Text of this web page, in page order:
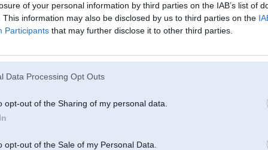
of your personal information by third parties on the IAB’s list of
This information may also be disclosed by us to third parties on the
Participants that may further disclose it to other third parties.
Data Processing Opt Outs
opt-out of the Sharing of my personal data.
opt-out of the Sale of my Personal Data.